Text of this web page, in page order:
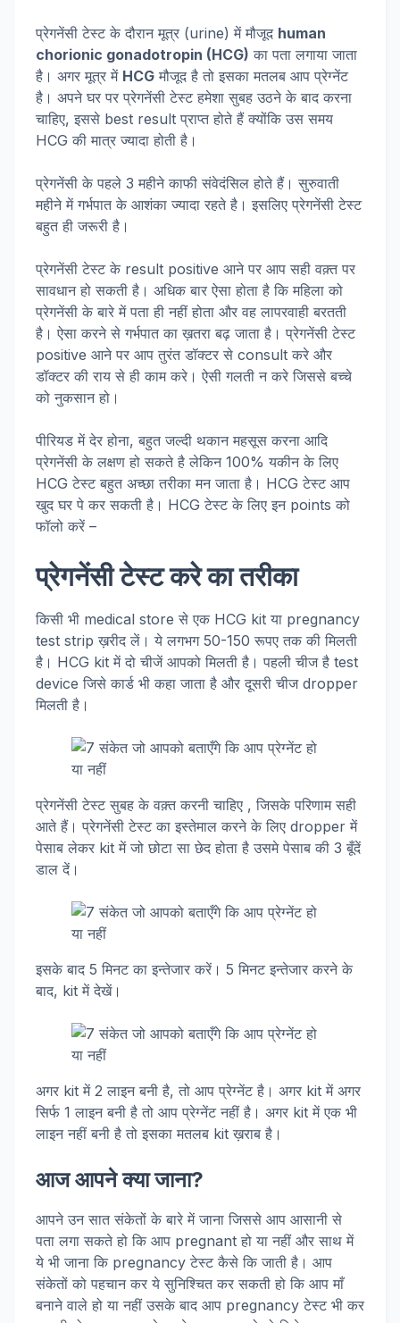
प्रेगनेंसी टेस्ट के दौरान मूत्र (urine) में मौजूद human
chorionic gonadotropin (HCG) का पता लगाया जाता
है। अगर मूत्र में HCG मौजूद है तो इसका मतलब आप प्रेग्नेंट
है। अपने घर पर प्रेगनेंसी टेस्ट हमेशा सुबह उठने के बाद करना
चाहिए, इससे best result प्राप्त होते हैं क्योंकि उस समय
HCG की मात्र ज्यादा होती है।
प्रेगनेंसी के पहले 3 महीने काफी संवेदंसिल होते हैं। सुरुवाती
महीने में गर्भपात के आशंका ज्यादा रहते है। इसलिए प्रेगनेंसी टेस्ट
बहुत ही जरूरी है।
प्रेगनेंसी टेस्ट के result positive आने पर आप सही वक़्त पर
सावधान हो सकती है। अधिक बार ऐसा होता है कि महिला को
प्रेगनेंसी के बारे में पता ही नहीं होता और वह लापरवाही बरतती
है। ऐसा करने से गर्भपात का ख़तरा बढ़ जाता है। प्रेगनेंसी टेस्ट
positive आने पर आप तुरंत डॉक्टर से consult करे और
डॉक्टर की राय से ही काम करे। ऐसी गलती न करे जिससे बच्चे
को नुकसान हो।
पीरियड में देर होना, बहुत जल्दी थकान महसूस करना आदि
प्रेगनेंसी के लक्षण हो सकते है लेकिन 100% यकीन के लिए
HCG टेस्ट बहुत अच्छा तरीका मन जाता है। HCG टेस्ट आप
खुद घर पे कर सकती है। HCG टेस्ट के लिए इन points को
फॉलो करें –
प्रेगनेंसी टेस्ट करे का तरीका
किसी भी medical store से एक HCG kit या pregnancy
test strip ख़रीद लें। ये लगभग 50-150 रूपए तक की मिलती
है। HCG kit में दो चीजें आपको मिलती है। पहली चीज है test
device जिसे कार्ड भी कहा जाता है और दूसरी चीज dropper
मिलती है।
प्रेगनेंसी टेस्ट सुबह के वक़्त करनी चाहिए , जिसके परिणाम सही
आते हैं। प्रेगनेंसी टेस्ट का इस्तेमाल करने के लिए dropper में
पेसाब लेकर kit में जो छोटा सा छेद होता है उसमे पेसाब की 3 बूँदें
डाल दें।
इसके बाद 5 मिनट का इन्तेजार करें। 5 मिनट इन्तेजार करने के
बाद, kit में देखें।
अगर kit में 2 लाइन बनी है, तो आप प्रेग्नेंट है। अगर kit में अगर
सिर्फ 1 लाइन बनी है तो आप प्रेग्नेंट नहीं है। अगर kit में एक भी
लाइन नहीं बनी है तो इसका मतलब kit ख़राब है।
आज आपने क्या जाना?
आपने उन सात संकेतों के बारे में जाना जिससे आप आसानी से
पता लगा सकते हो कि आप pregnant हो या नहीं और साथ में
ये भी जाना कि pregnancy टेस्ट कैसे कि जाती है। आप
संकेतों को पहचान कर ये सुनिश्चित कर सकती हो कि आप माँ
बनाने वाले हो या नहीं उसके बाद आप pregnancy टेस्ट भी कर